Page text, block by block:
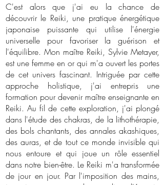
C'est alors que j'ai eu la chance de
découvrir le Reiki, une pratique énergétique
japonaise puissante qui utilise l'énergie
universelle pour favoriser la guérison et
l'équilibre. Mon maître Reiki, Sylvie Metayer,
est une femme en or qui m'a ouvert les portes
de cet univers fascinant. Intriguée par cette
approche holistique, j'ai entrepris une
formation pour devenir maître enseignante en
Reiki. Au fil de cette exploration, j'ai plongé
dans l'étude des chakras, de la lithothérapie,
des bols chantants, des annales akashiques,
des auras, et de tout ce monde invisible qui
nous entoure et qui joue un rôle essentiel
dans notre bien-être. Le Reiki m'a transformée
de jour en jour. Par l'imposition des mains,